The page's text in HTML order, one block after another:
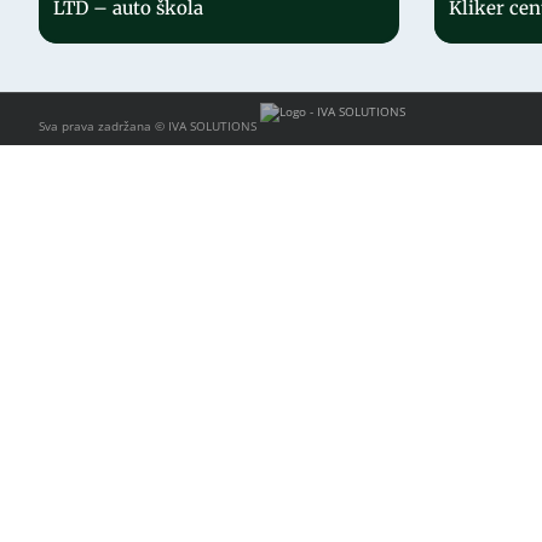
LTD – auto škola Kliker
Sva prava zadržana © IVA SOLUTIONS